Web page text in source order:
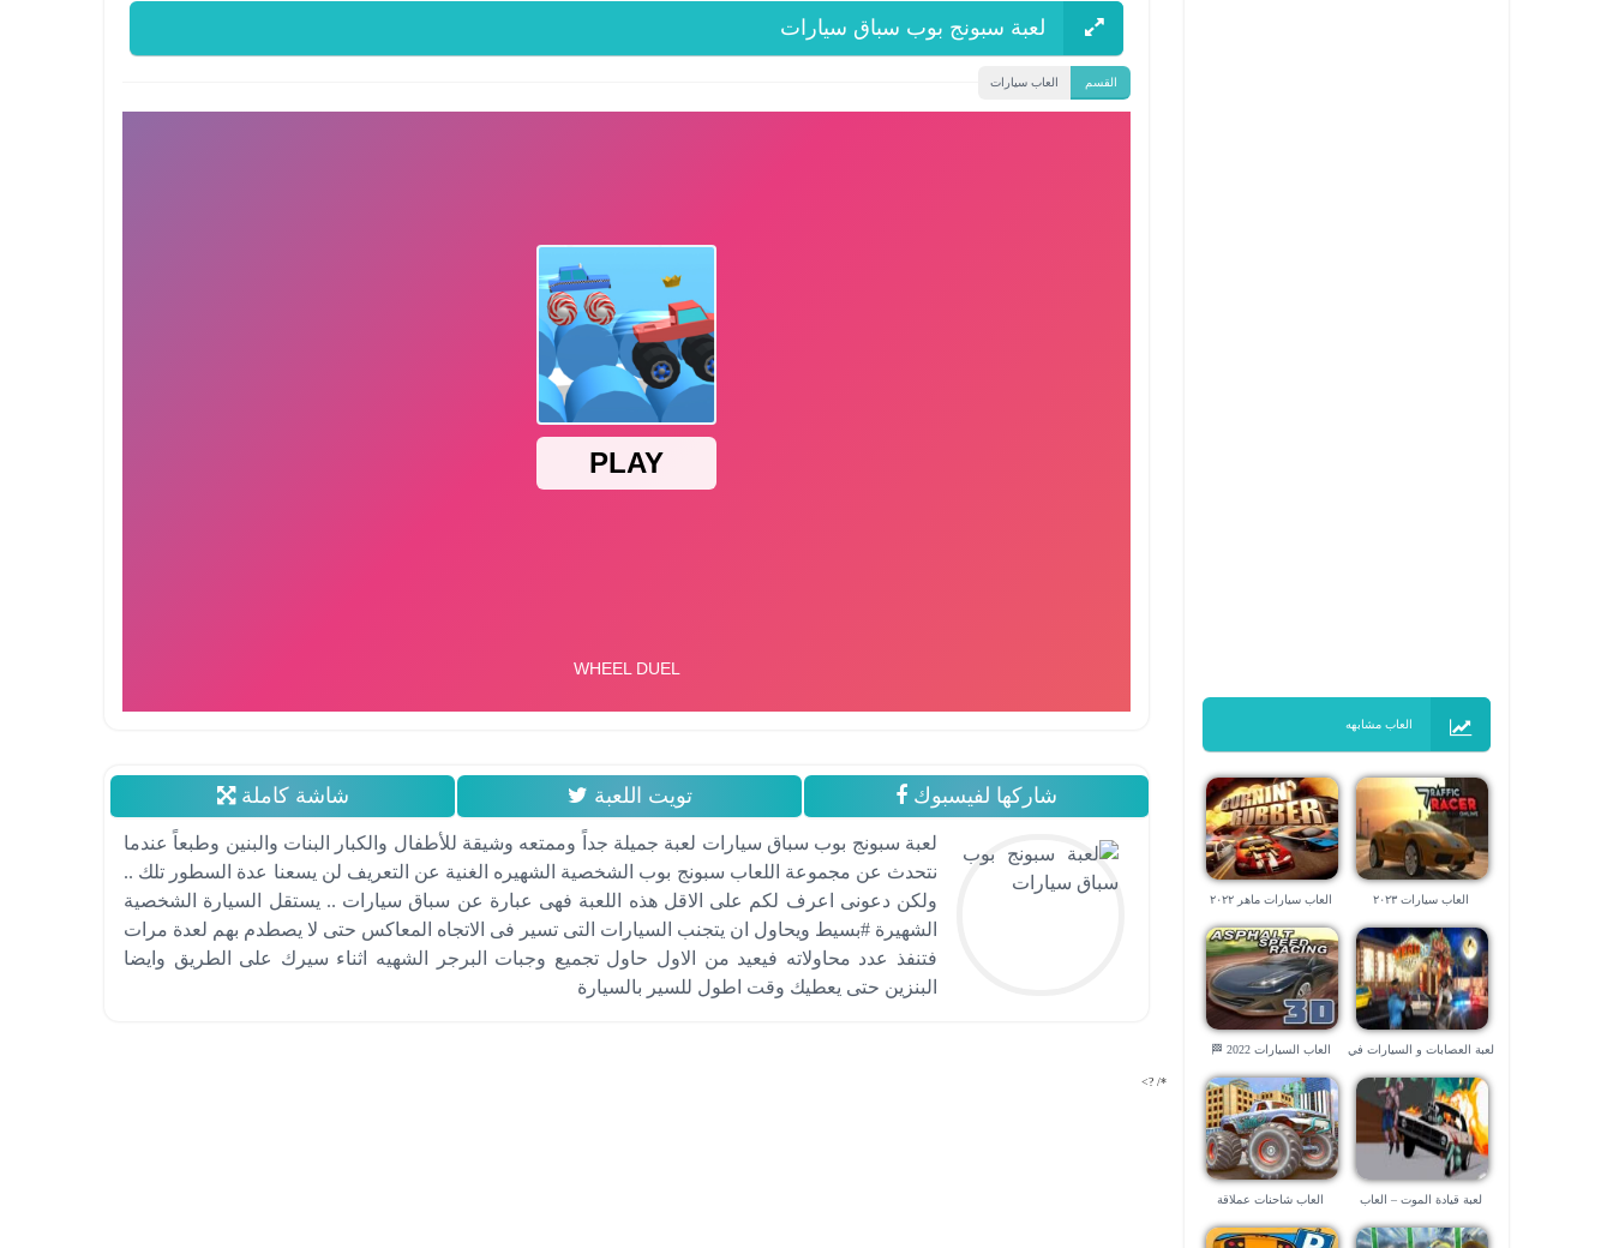
العاب مشابهه
العاب سيارات ٢٠٢٣ العاب سيارات ماهر ٢٠٢٢
لعبة العصابات و السيارات في
العاب السيارات 2022 🏁
لعبة قيادة الموت – العاب
العاب شاحنات عملاقة
لعبة سبونج بوب سباق سيارات
القسم العاب سيارات
شاركها لفيسبوك تويت اللعبة شاشة كاملة
لعبة سبونج بوب سباق سيارات لعبة جميلة جداً وممتعه وشيقة للأطفال والكبار البنات والبنين وطبعاً عندما
نتحدث عن مجموعة اللعاب سبونج بوب الشخصية الشهيره الغنية عن التعريف لن يسعنا عدة السطور تلك ..
ولكن دعونى اعرف لكم على الاقل هذه اللعبة فهى عبارة عن سباق سيارات .. يستقل السيارة الشخصية
الشهيرة #بسيط ويحاول ان يتجنب السيارات التى تسير فى الاتجاه المعاكس حتى لا يصطدم بهم لعدة مرات
فتنفذ عدد محاولاته فيعيد من الاول حاول تجميع وجبات البرجر الشهيه اثناء سيرك على الطريق وايضا
البنزين حتى يعطيك وقت اطول للسير بالسيارة
*/ ?>